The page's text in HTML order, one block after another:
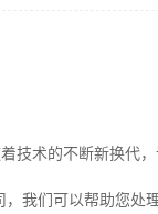
技术的不断新换代
我们可以帮助您处理